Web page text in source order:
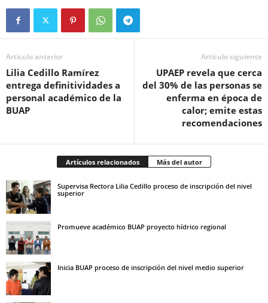
Artículo anterior
Lilia Cedillo Ramírez
entrega definitividades a
personal académico de la
BUAP
Artículo siguiente
UPAEP revela que cerca
del 30% de las personas se
enferma en época de
calor; emite estas
recomendaciones
Artículos relacionados Más del autor
Supervisa Rectora Lilia Cedillo proceso de inscripción del nivel
superior
Promueve académico BUAP proyecto hídrico regional
Inicia BUAP proceso de inscripción del nivel medio superior